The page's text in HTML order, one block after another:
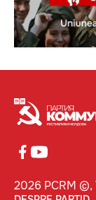
2026 PCRM ©,